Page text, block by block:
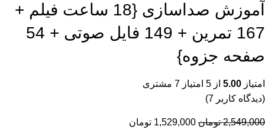
آموزش صداسازی {18 ساعت فیلم +
167 تمرین + 149 فایل صوتی + 54
صفحه جزوه}
امتیاز 5.00 از 5 امتیاز 7 مشتری
(دیدگاه کاربر 7
)
2,549,000 تومان 1,529,000 تومان